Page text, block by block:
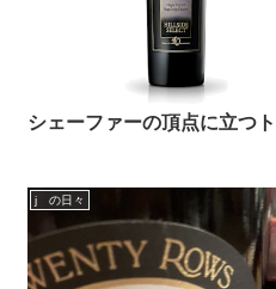
シェーファーの頂点に立つ
j の日々